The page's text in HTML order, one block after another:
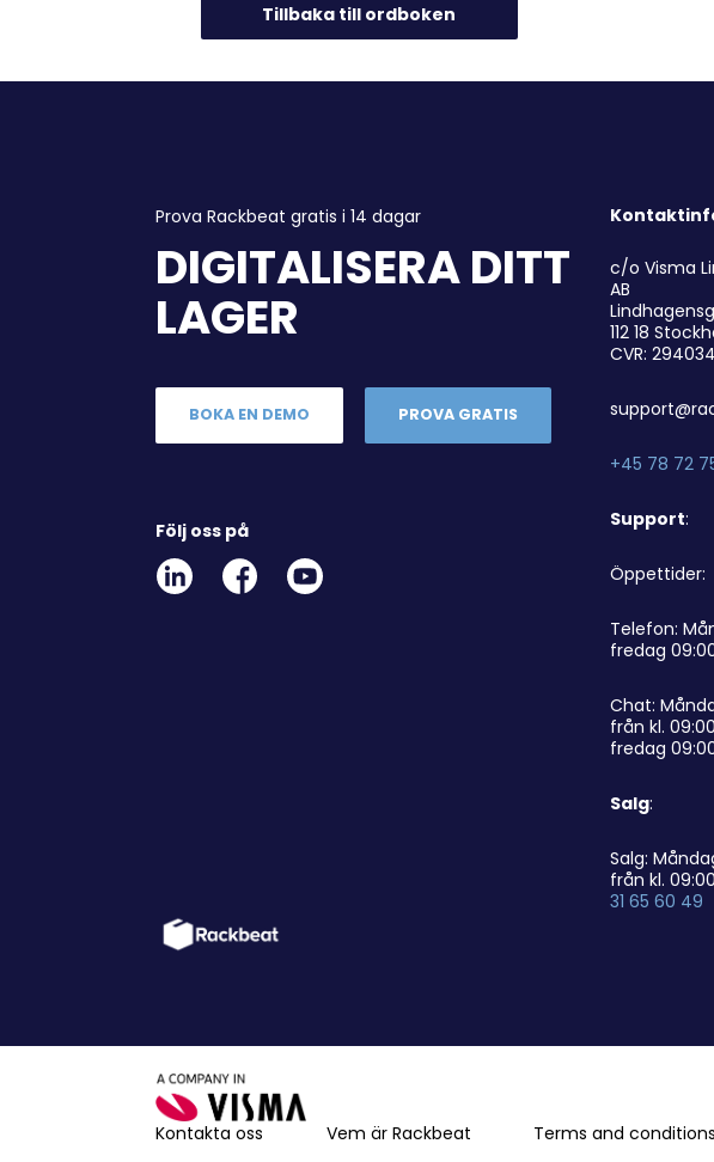
Tillbaka till ordboken
Prova Rackbeat gratis i 14 dagar
DIGITALISERA DITT
LAGER
BOKA EN DEMO PROVA GRATIS
Följ oss på
Linkedin
Social
Facebook
Social
Youtube
Link
c/o Visma
AB
112 18
CVR:
+45 78 72
Support:
Öppettider:
Telefon:
fredag
Chat:
från kl.
fredag
Salg:
Salg:
från kl.
31 65 60 49
Kontakta oss Vem är Rackbeat Terms and conditions